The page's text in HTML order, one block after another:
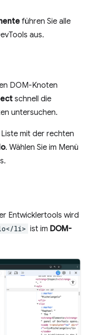
führen Sie alle
aus.
DOM-Knoten
schnell die
untersuchen.
mit der rechten
. Wählen Sie im Menü
Entwicklertools wird
li> ist im DOM-